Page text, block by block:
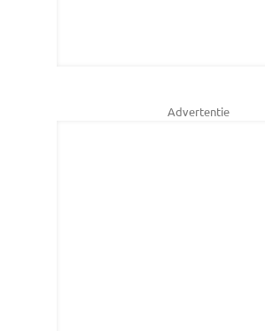
Advertentie